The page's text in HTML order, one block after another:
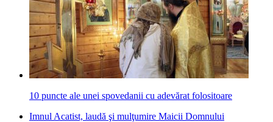
10 puncte ale unei spovedanii cu adevărat folositoare
Imnul Acatist, laudă şi mulţumire Maicii Domnului